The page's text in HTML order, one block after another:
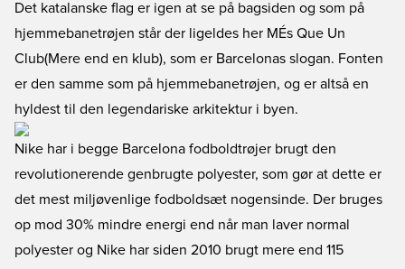
Det katalanske flag er igen at se på bagsiden og som på
hjemmebanetrøjen står der ligeldes her MÉs Que Un
Club(Mere end en klub), som er Barcelonas slogan. Fonten
er den samme som på hjemmebanetrøjen, og er altså en
hyldest til den legendariske arkitektur i byen.
Nike har i begge Barcelona fodboldtrøjer brugt den
revolutionerende genbrugte polyester, som gør at dette er
det mest miljøvenlige fodboldsæt nogensinde. Der bruges
op mod 30% mindre energi end når man laver normal
polyester og Nike har siden 2010 brugt mere end 115